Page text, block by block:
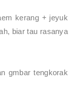
kerang + jeyuk
biar tau rasanya
gmbar tengkorak